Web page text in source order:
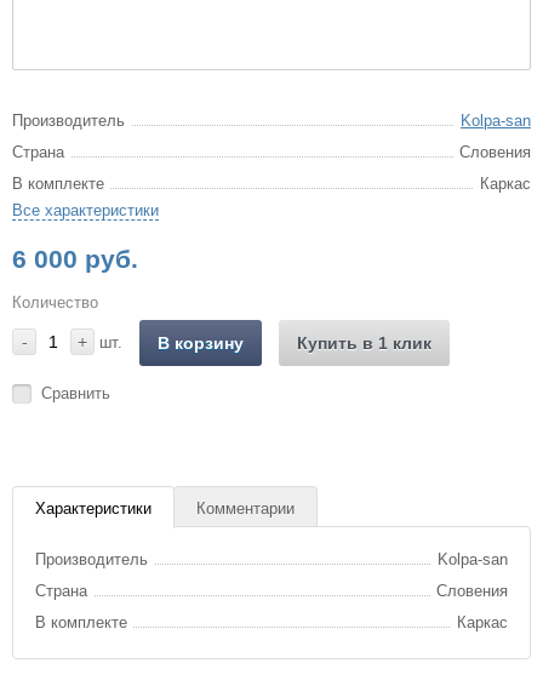
Производитель
Kolpa-san
Страна
Словения
В комплекте
Каркас
Все характеристики
6 000 руб.
Количество
- + шт. В корзину Купить в 1 клик
Сравнить
Характеристики Комментарии
Производитель
Kolpa-san
Страна
Словения
В комплекте
Каркас